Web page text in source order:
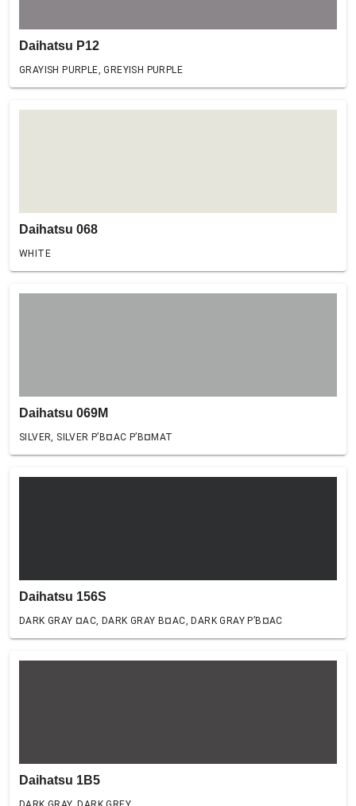
Daihatsu P12
GRAYISH PURPLE, GREYISH PURPLE
Daihatsu 068
WHITE
Daihatsu 069M
SILVER, SILVER Р’В¤AC Р’В¤MAT
Daihatsu 156S
DARK GRAY ¤AC, DARK GRAY В¤AC, DARK GRAY Р’В¤AC
Daihatsu 1B5